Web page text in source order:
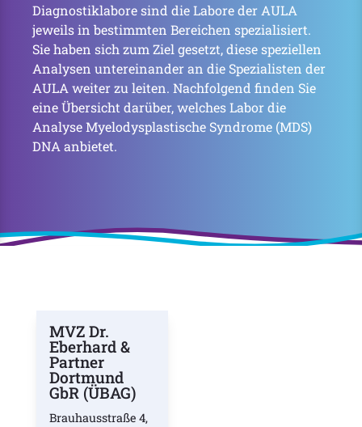
Diagnostiklabore sind die Labore der AULA
jeweils in bestimmten Bereichen spezialisiert.
Sie haben sich zum Ziel gesetzt, diese speziellen
Analysen untereinander an die Spezialisten der
AULA weiter zu leiten. Nachfolgend finden Sie
eine Übersicht darüber, welches Labor die
Analyse Myelodysplastische Syndrome (MDS)
DNA anbietet.
MVZ Dr.
Eberhard &
Partner
Dortmund
GbR (ÜBAG)
Brauhausstraße 4,